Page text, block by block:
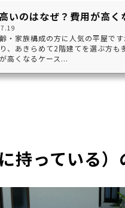
いのはなぜ？費用が高く
・家族構成の方に人気の平屋で
、あきらめて2階建てを選ぶ方も
高くなるケース...
持っている